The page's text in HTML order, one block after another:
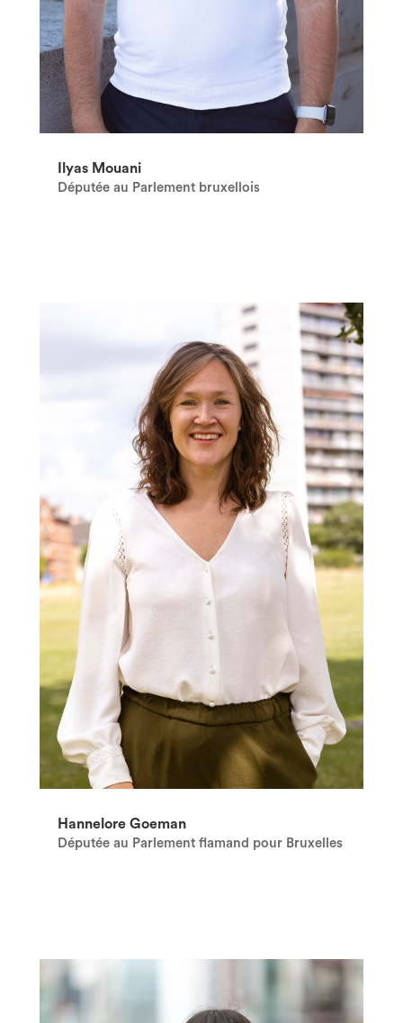
Ilyas Mouani
Députée au Parlement bruxellois
Hannelore Goeman
Députée au Parlement flamand pour Bruxelles